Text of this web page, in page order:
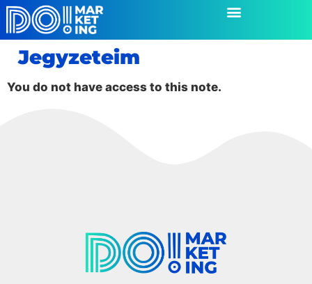
Jegyzeteim
You do not have access to this note.